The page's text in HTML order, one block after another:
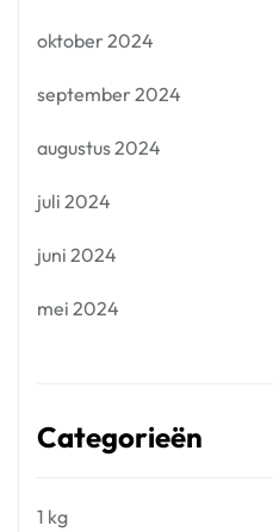
oktober 2024
september 2024
augustus 2024
juli 2024
juni 2024
mei 2024
Categorieën
1 kg